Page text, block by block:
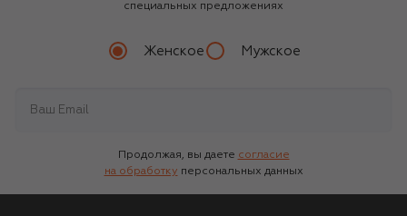
специальных предложениях
Женское Мужское
Продолжая, вы даете согласие
на обработку персональных данных